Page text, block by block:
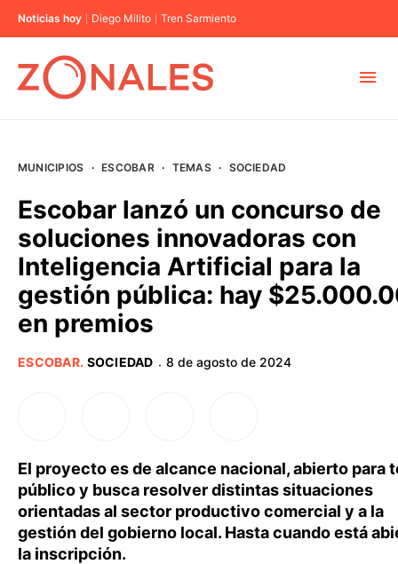
Noticias hoy Diego Milito Tren Sarmiento
BUENOS AIRES
PROVINCIAS
MUNICIPIOS · ESCOBAR · TEMAS · SOCIEDAD
Escobar lanzó un concurso de
soluciones innovadoras con
Inteligencia Artificial para la
gestión pública: hay
en premios
ESCOBAR. SOCIEDAD · 8 de agosto de 2024
El proyecto es de alcance nacional, abierto para
público y busca resolver distintas situaciones
orientadas al sector productivo comercial y a la
gestión del gobierno local. Hasta cuando está
la inscripción.